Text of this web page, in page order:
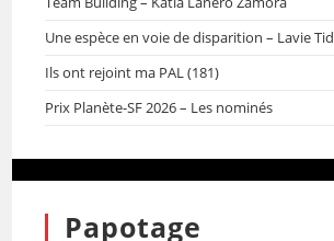
Une espèce en voie de disparition – Lavie
Ils ont rejoint ma PAL (181)
Prix Planète-SF 2026 – Les nominés
Papotage